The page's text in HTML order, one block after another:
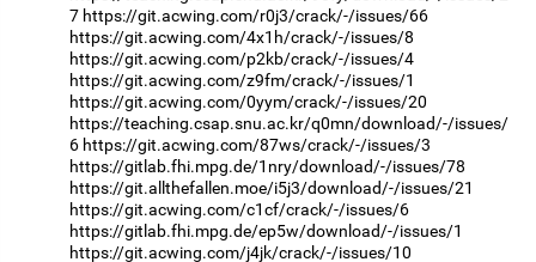
7 https://git.acwing.com/r0j3/crack/-/issues/66
https://git.acwing.com/4x1h/crack/-/issues/8
https://git.acwing.com/p2kb/crack/-/issues/4
https://git.acwing.com/z9fm/crack/-/issues/1
https://git.acwing.com/0yym/crack/-/issues/20
https://teaching.csap.snu.ac.kr/q0mn/download/-/issues/
6 https://git.acwing.com/87ws/crack/-/issues/3
https://gitlab.fhi.mpg.de/1nry/download/-/issues/78
https://git.allthefallen.moe/i5j3/download/-/issues/21
https://git.acwing.com/c1cf/crack/-/issues/6
https://gitlab.fhi.mpg.de/ep5w/download/-/issues/1
https://git.acwing.com/j4jk/crack/-/issues/10